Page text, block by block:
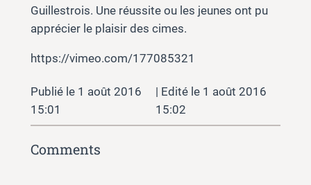
Guillestrois. Une réussite ou les jeunes ont pu
apprécier le plaisir des cimes.
https://vimeo.com/177085321
1 août 2016
15:01
1 août 2016
15:02
Comments